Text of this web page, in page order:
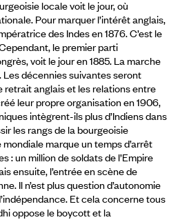
locale voit le jour, où
Pour marquer l’intérêt anglais,
des Indes en 1876. C’est le
le premier parti
voit le jour en 1885. La marche
décennies suivantes seront
retrait anglais et les relations entre
leur propre organisation en 1906,
intègrent-ils plus d’Indiens dans
les rangs de la bourgeoisie
marque un temps d’arrêt
: un million de soldats de l’Empire
ensuite, l’entrée en scène de
Il n’est plus question d’autonomie
Et cela concerne tous
oppose le boycott et la